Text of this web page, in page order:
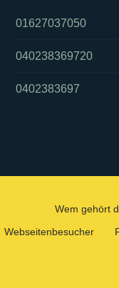
01627037050
040238369720
0402383697
Wem gehört
Webseitenbesucher